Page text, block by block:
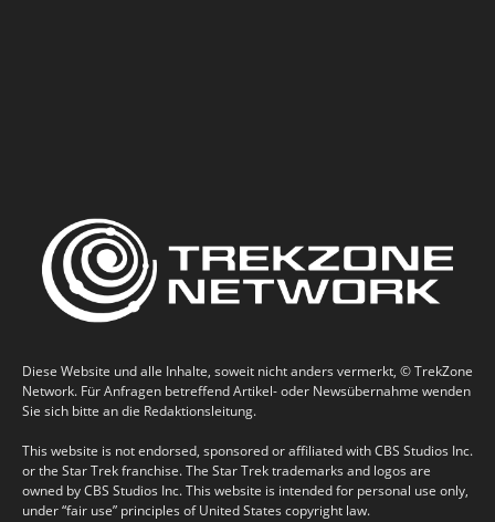
Diese Website und alle Inhalte, soweit nicht anders vermerkt, © TrekZone
Network. Für Anfragen betreffend Artikel- oder Newsübernahme wenden
Sie sich bitte an die Redaktionsleitung.
This website is not endorsed, sponsored or affiliated with CBS Studios Inc.
or the Star Trek franchise. The Star Trek trademarks and logos are
owned by CBS Studios Inc. This website is intended for personal use only,
under “fair use” principles of United States copyright law.